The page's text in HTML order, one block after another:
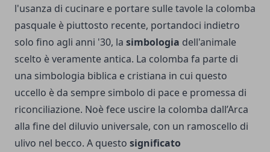
l'usanza di cucinare e portare sulle tavole la colomba
pasquale è piuttosto recente, portandoci indietro
solo fino agli anni '30, la simbologia dell'animale
scelto è veramente antica. La colomba fa parte di
una simbologia biblica e cristiana in cui questo
uccello è da sempre simbolo di pace e promessa di
riconciliazione. Noè fece uscire la colomba dall’Arca
alla fine del diluvio universale, con un ramoscello di
ulivo nel becco. A questo significato